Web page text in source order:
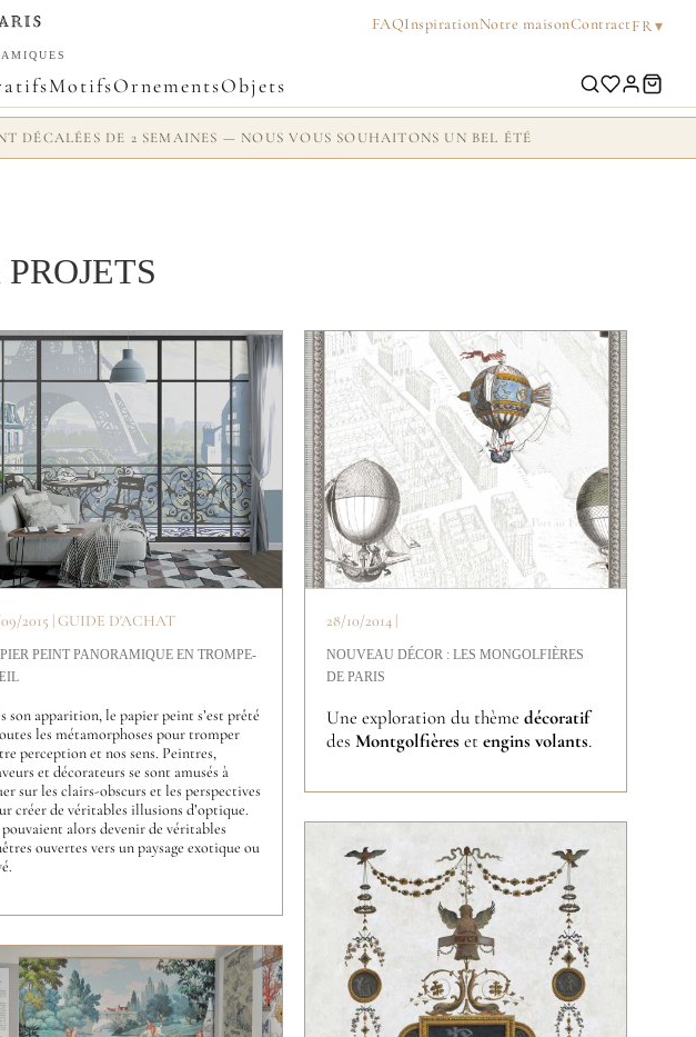
FAQInspirationNotre maisonContractFR▾
MotifsOrnementsObjets
DÉCALÉES DE 2 SEMAINES — NOUS VOUS SOUHAITONS UN BEL ÉTÉ
09/2015 | GUIDE D'ACHAT
PEINT PANORAMIQUE EN TROMPE-
son apparition, le papier peint s’est prêté
les métamorphoses pour tromper
perception et nos sens. Peintres,
et décorateurs se sont amusés à
sur les clairs-obscurs et les perspectives
créer de véritables illusions d’optique.
alors devenir de véritables
ouvertes vers un paysage exotique ou
28/10/2014 |
NOUVEAU DÉCOR : LES MONGOLFIÈRES
DE PARIS
Une exploration du thèmedécoratif
desMontgolfières etengins volants.